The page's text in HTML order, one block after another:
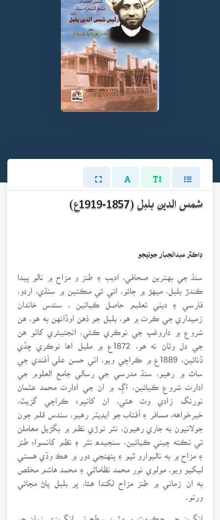
شمس الدين بلبل (1857-1919ع)
ڊاڪٽر عبدالجبار جوڻيجو
سنڌ جي بهترين صحافي، اديب ۽ طنز و مزاح ۾ نالو پيدا
ڪندڙ بلبل، ميهڙ ۾ ڄائو، اتي ئي مڪتبن ۾ سنڌي، اردو،
فارسي ۽ ديني تعليم حاصل ڪيائين ، سندس خاندان
زميداري جي ڪرت ۾ هو، بلبل جو ذهن اوڏانهن به هو، هن
شروع ۾ داروغپ جي نوڪري ڪئي، انجنيئري کاتو هن
جي دل وٽان نه هو، 1872ع ۾ مليل اها نوڪري ڇڏي
ڏنائين، 1889ع ۾ ڪراچي ويو، اتي حسن علي آفندي جي
ساٿ ۾ رهيو، سنڌ مدرسي جي رسالي جامع العلوم جي
ادارت شروع ڪيائين، اڳ ۾ ان جي ادارت محمد عثمان
نورنگ زادي وٽ هئي، ان کانپوءِ ڪراچي گزيٽ،
خيرخواهه، مسافر ۽ آفتاب جو ايڊيٽر رهيو، سندس قلم جون
جولانيون به جاري رهيون، نثر توڙي نظم ۾ بگڙيل معاملن
تي نڪته چيني ڪيائين، سنجيده نثر ۽ نظم کانسواءِ طنز
۽ مزاح ۾ به ناليوارو ٿيو ۽ پنهنجي دور ۾ هڪ وڏي هستي
ليکيو ويو. مولوي نور محمد نظاماڻي ۽ محمد هاشم مخلص
به ان زماني ۾ طنز مزاح لکندا هئا، پر بلبل پاڻ مڃائي
انگريز جي حڪومت ۾ مٿين سطح تي انگريزي زبان جو